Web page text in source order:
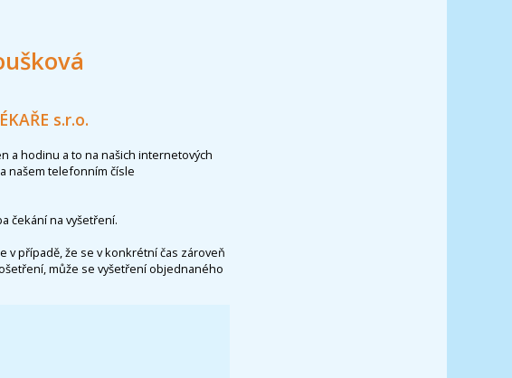
s.r.o.
a hodinu a to na našich internetových
našem telefonním čísle
čekání na vyšetření.
případě, že se v konkrétní čas zároveň
může se vyšetření objednaného